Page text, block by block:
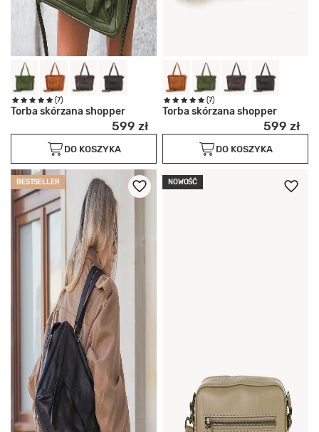
(7)
Torba skórzana shopper
599 zł
DO KOSZYKA
(7)
Torba skórzana shopper
599 zł
DO KOSZYKA
BESTSELLER NOWOŚĆ